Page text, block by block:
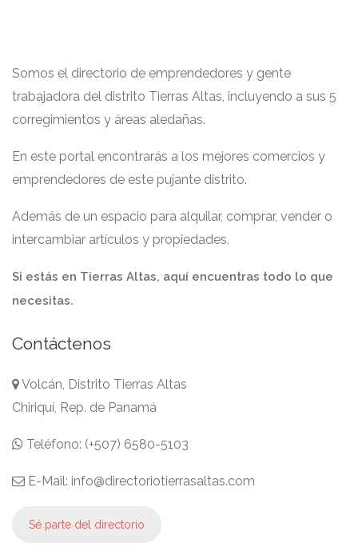
Somos el directorio de emprendedores y gente
trabajadora del distrito Tierras Altas, incluyendo a sus 5
corregimientos y áreas aledañas.
En este portal encontrarás a los mejores comercios y
emprendedores de este pujante distrito.
Además de un espacio para alquilar, comprar, vender o
intercambiar artículos y propiedades.
Si estás en Tierras Altas, aquí encuentras todo lo que
necesitas.
Contáctenos
Volcán, Distrito Tierras Altas
Chiriquí, Rep. de Panamá
Teléfono: (+507) 6580-5103
E-Mail: info@directoriotierrasaltas.com
Sé parte del directorio